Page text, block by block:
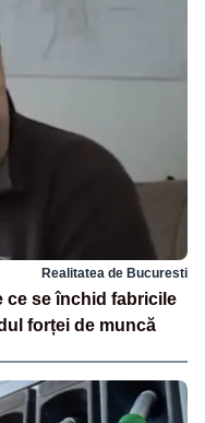
Realitatea de Bucuresti
ce se închid fabricile
forței de muncă